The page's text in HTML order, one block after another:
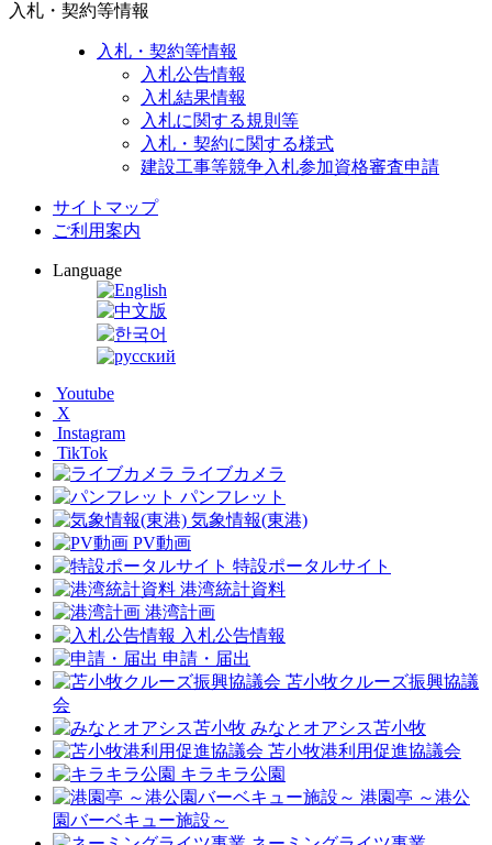
入札・契約等情報
入札・契約等情報
入札公告情報
入札結果情報
入札に関する規則等
入札・契約に関する様式
建設工事等競争入札参加資格審査申請
サイトマップ
ご利用案内
Language
Youtube
X
Instagram
TikTok
ライブカメラ
パンフレット
気象情報(東港)
PV動画
特設ポータルサイト
港湾統計資料
港湾計画
入札公告情報
申請・届出
苫小牧クルーズ振興協議
会
みなとオアシス苫小牧
苫小牧港利用促進協議会
キラキラ公園
港園亭 ～港公
園バーベキュー施設～